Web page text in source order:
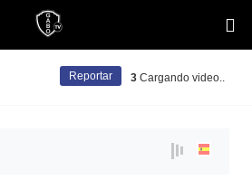
3 Cargando video..
Reportar